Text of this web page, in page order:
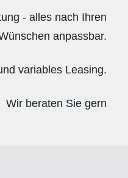
- alles nach Ihren
anpassbar.
variables Leasing.
Wir beraten Sie gern